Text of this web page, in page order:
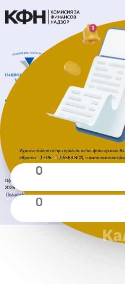
Национална агенция за приходите
За подаване на сигнали
Комисия за защита на потребителите
Официална страница за приемане на еврото в Република
2026 © Всички права запазени. Министерство на
Политика за поверителност Декларация за
Изчислението е при прилагане на фиксирания
еврото - 1 EUR = 1,95583 BGN, и